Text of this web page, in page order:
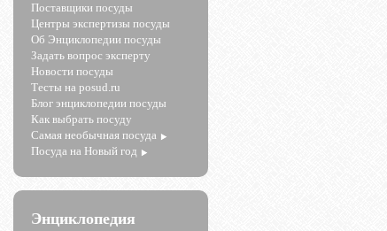
Поставщики посуды
Центры экспертизы посуды
Об Энциклопедии посуды
Задать вопрос эксперту
Новости посуды
Тесты на posud.ru
Блог энциклопедии посуды
Как выбрать посуду
Самая необычная посуда
Посуда на Новый год
Энциклопедия